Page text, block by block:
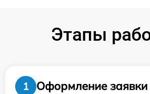
Этапы
1
Оформление заявки